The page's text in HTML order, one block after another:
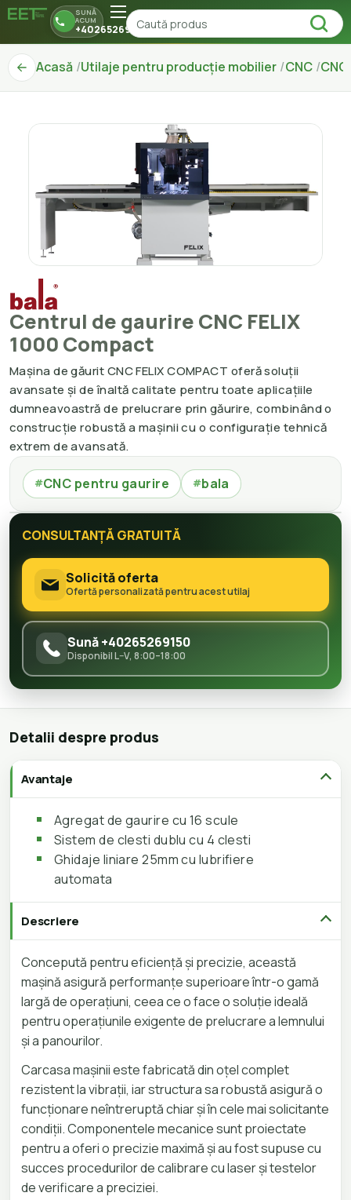
SUNĂ
ACUM
+40265269150
Acasă Utilaje pentru producție mobilier CNC
Centrul de gaurire CNC FELIX
1000 Compact
Mașina de găurit CNC FELIX COMPACT oferă soluții
avansate și de înaltă calitate pentru toate aplicațiile
dumneavoastră de prelucrare prin găurire, combinând o
construcție robustă a mașinii cu o configurație tehnică
extrem de avansată.
#CNC pentru gaurire #bala
CONSULTANȚĂ GRATUITĂ
Solicită oferta
Ofertă personalizată pentru acest utilaj
Sună +40265269150
Disponibil L–V, 8:00–18:00
Detalii despre produs
Avantaje
Agregat de gaurire cu 16 scule
Sistem de clesti dublu cu 4 clesti
Ghidaje liniare 25mm cu lubrifiere
automata
Descriere
Concepută pentru eficiență și precizie, această
mașină asigură performanțe superioare într-o gamă
largă de operațiuni, ceea ce o face o soluție ideală
pentru operațiunile exigente de prelucrare a lemnului
și a panourilor.
Carcasa mașinii este fabricată din oțel complet
rezistent la vibrații, iar structura sa robustă asigură o
funcționare neîntreruptă chiar și în cele mai solicitante
condiții. Componentele mecanice sunt proiectate
pentru a oferi o precizie maximă și au fost supuse cu
succes procedurilor de calibrare cu laser și testelor
de verificare a preciziei.